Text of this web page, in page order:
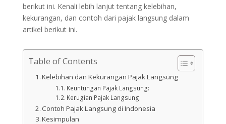
berikut ini. Kenali lebih lanjut tentang kelebihan,
kekurangan, dan contoh dari pajak langsung dalam
artikel berikut ini.
Table of Contents
Kelebihan dan Kekurangan Pajak Langsung
Keuntungan Pajak Langsung:
Kerugian Pajak Langsung:
Contoh Pajak Langsung di Indonesia
Kesimpulan